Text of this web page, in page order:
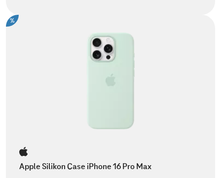
%
Apple Silikon Case iPhone 16 Pro Max